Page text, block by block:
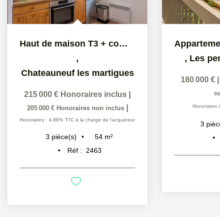
Haut de maison T3 + combles aménagés - Chateauneuf Les...
,
Chateauneuf les martigues
215 000 € Honoraires inclus
205 000 € Honoraires non inclus
Honoraires : 4,88% TTC à la charge de l'acquéreur
3 pièce(s) 54 m²
Réf :
2463
, Les
180 000 €
Honoraires
3